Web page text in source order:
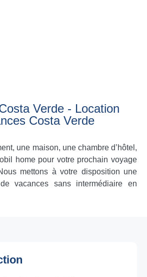
Verde - Location
Costa Verde
une maison, une chambre d’hôtel,
home pour votre prochain voyage
mettons à votre disposition une
vacances sans intermédiaire en